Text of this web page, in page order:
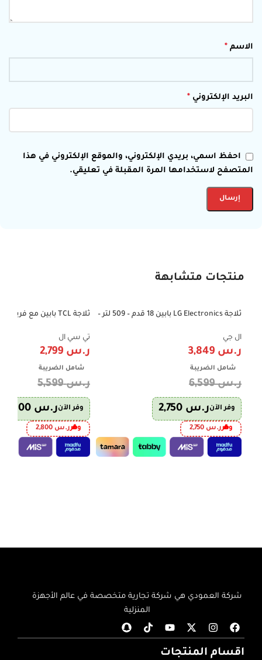
الاسم *
البريد الإلكتروني *
احفظ اسمي، بريدي الإلكتروني، والموقع الإلكتروني في هذا
المتصفح لاستخدامها المرة المقبلة في تعليقي.
منتجات متشابهة
-42%
ثلاجة LG Electronics بابين 18 قدم – 509 لتر –
ال جي
ر.س
شامل الضريبة
ر.س6,599
وفر الآنر.س
وفرر.س 2,750
-50%
تي سي ال
ر.س
شامل الضريبة
ر.س5,599
وفر الآنر.س
وفرر.س 2,800
شركة العمودي هي شركة تجارية متخصصة في عالم الأجهزة
المنزلية
اقسام المنتجات